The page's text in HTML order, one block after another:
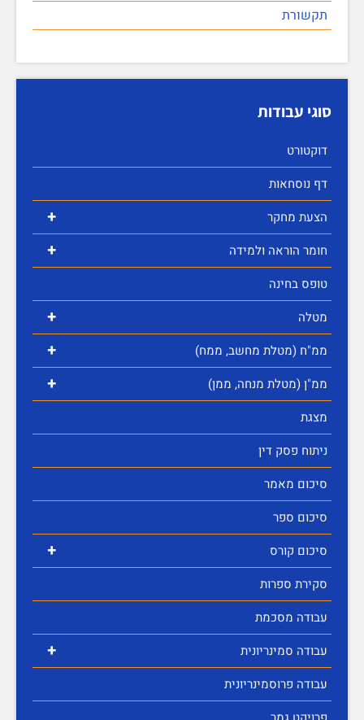
תקשורת
סוגי עבודות
דוקטורט
דף נוסחאות
+ הצעת מחקר
+
חומר הוראה ולמידה
טופס בחינה
+ מטלה
+ ממ"ח (מטלת מחשב, ממח)
+
ממ"ן (מטלת מנחה, ממן)
מצגת
ניתוח פסק דין
סיכום מאמר
סיכום ספר
+
סיכום קורס
סקירת ספרות
עבודה מסכמת
+
עבודה סמינריונית
עבודה פרוסמינריונית